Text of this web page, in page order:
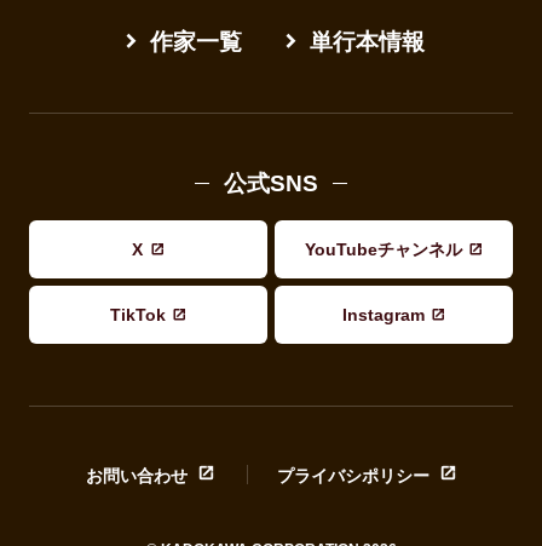
作家一覧 単行本情報
公式SNS
X YouTubeチャンネル
TikTok Instagram
お問い合わせ プライバシポリシー